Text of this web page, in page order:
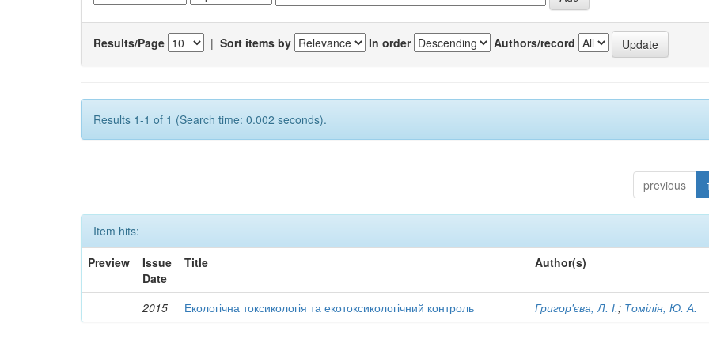
Results/Page | Sort items by In order Authors/record
Results 1-1 of 1 (Search time: 0.002 seconds).
previous 1
Item hits:
Preview
Issue
Date
Title Author(s)
2015 Екологічна токсикологія та екотоксикологічний контроль Григор'єва, Л. І.; Томілін, Ю. А.